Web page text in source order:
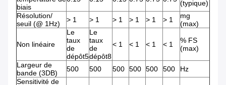
biais
(typique)
Résolution/
seuil (@ 1Hz)
> 1 > 1 > 1 > 1 > 1 > 1
mg
(max)
Non linéaire
Le
taux
de
dépôt5
Le
taux
de
dépôt8
< 1 < 1 < 1 < 1
% FS
(max)
Largeur de
bande (3DB)
500 500 500 500 500 500
Hz
Sensitivité de